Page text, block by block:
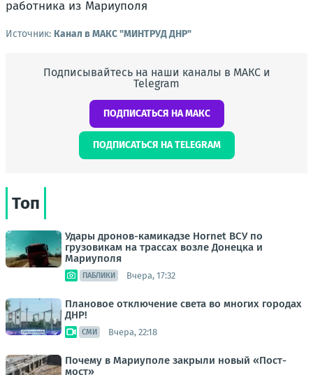
Источник: Канал в МАКС "МИНТРУД ДНР"
Подписывайтесь на наши каналы в МАКС и
Telegram
ПОДПИСАТЬСЯ НА МАКС
ПОДПИСАТЬСЯ НА TELEGRAM
Топ
Удары дронов-камикадзе Hornet ВСУ по
грузовикам на трассах возле Донецка и
Мариуполя
ПАБЛИКИ Вчера, 17:32
Плановое отключение света во многих городах
ДНР!
СМИ Вчера, 22:18
Почему в Мариуполе закрыли новый «Пост-
мост»